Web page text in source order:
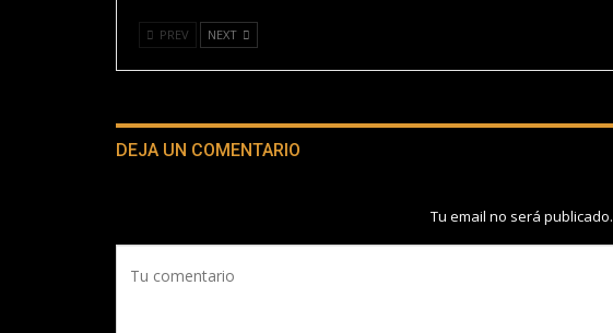
PREV NEXT
DEJA UN COMENTARIO
Tu email no será publicado.